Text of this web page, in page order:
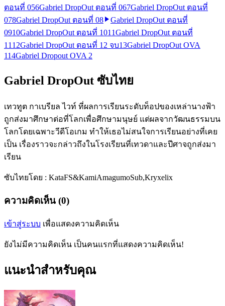
ตอนที่ 056Gabriel DropOut ตอนที่ 067Gabriel DropOut ตอนที่
078Gabriel DropOut ตอนที่ 08
Gabriel DropOut ตอนที่
0910Gabriel DropOut ตอนที่ 1011Gabriel DropOut ตอนที่
11 12Gabriel DropOut ตอนที่ 12 จบ13Gabriel DropOut OVA
114Gabriel Dropout OVA 2
Gabriel DropOut ซับไทย
เทวทูต กาเบรียล ไวท์ ที่ผลการเรียนระดับท็อปของเหล่านางฟ้า
ถูกส่งมาศึกษาต่อที่โลกเพื่อศึกษามนุษย์ แต่ผลจากวัฒนธรรมบน
โลกโดยเฉพาะวีดีโอเกม ทำให้เธอไม่สนใจการเรียนอย่างที่เคย
เป็น เรื่องราวจะกล่าวถึงในโรงเรียนที่เทวดาและปีศาจถูกส่งมา
เรียน
ซับไทยโดย : KataFS&KamiAmagumoSub,Kryxelix
ความคิดเห็น (0)
เข้าสู่ระบบ เพื่อแสดงความคิดเห็น
ยังไม่มีความคิดเห็น เป็นคนแรกที่แสดงความคิดเห็น!
แนะนำสำหรับคุณ